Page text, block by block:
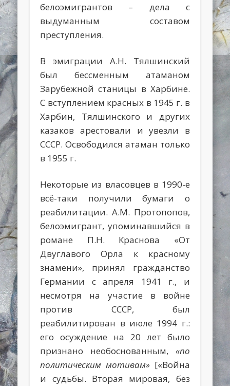
белоэмигрантов – дела с
выдуманным составом
преступления.
В эмиграции А.Н. Тялшинский
был бессменным атаманом
Зарубежной станицы в Харбине.
С вступлением красных в 1945 г. в
Харбин, Тялшинского и других
казаков арестовали и увезли в
СССР. Освободился атаман только
в 1955 г.
Некоторые из власовцев в 1990-е
всё-таки получили бумаги о
реабилитации. А.М. Протопопов,
белоэмигрант, упоминавшийся в
романе П.Н. Краснова «От
Двуглавого Орла к красному
знамени», принял гражданство
Германии с апреля 1941 г., и
несмотря на участие в войне
против СССР, был
реабилитирован в июле 1994 г.:
его осуждение на 20 лет было
признано необоснованным, «по
политическим мотивам» [«Война
и судьбы. Вторая мировая, без